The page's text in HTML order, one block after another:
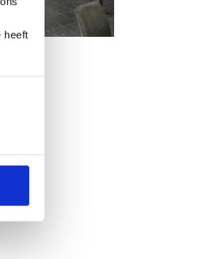
heeft